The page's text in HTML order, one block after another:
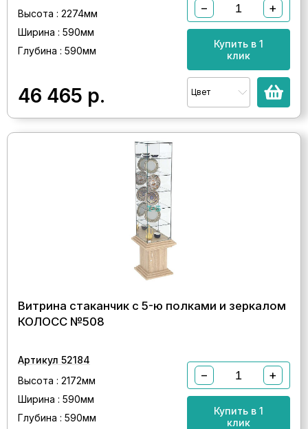
Высота : 2274мм
Ширина : 590мм
Глубина : 590мм
46 465 р.
− +
Купить в 1
клик
Цвет
Витрина стаканчик с 5-ю полками и зеркалом
КОЛОСС №508
Артикул 52184
Высота : 2172мм
Ширина : 590мм
Глубина : 590мм
− +
Купить в 1
клик